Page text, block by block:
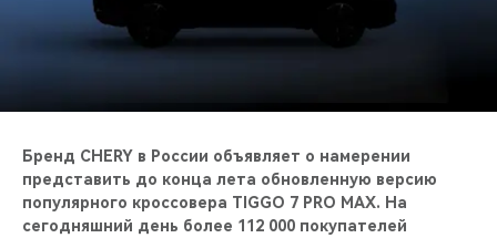
НАШИ МЕРОПРИЯТИЯ
CHERY ДЛЯ ДЕТЕЙ
Бренд CHERY в России объявляет о намерении
представить до конца лета обновленную версию
популярного кроссовера TIGGO 7 PRO MAX. На
сегодняшний день более 112 000 покупателей